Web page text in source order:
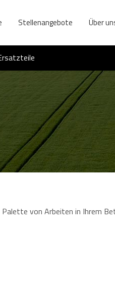
Stellenangebote Über
von Arbeiten in Ihrem